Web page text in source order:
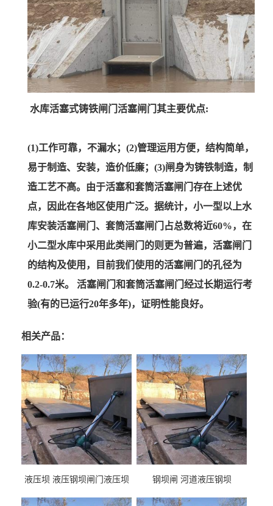
水库活塞式铸铁闸门活塞闸门其主要优点:
(1)工作可靠，不漏水；(2)管理运用方便，结构简单，
易于制造、安装，造价低廉；(3)闸身为铸铁制造，制
造工艺不高。由于活塞和套筒活塞闸门存在上述优
点，因此在各地区使用广泛。据统计，小一型以上水
库安装活塞闸门、套筒活塞闸门占总数将近60%，在
小二型水库中采用此类闸门的则更为普遍，活塞闸门
的结构及使用，目前我们使用的活塞闸门的孔径为
0.2-0.7米。 活塞闸门和套筒活塞闸门经过长期运行考
验(有的已运行20年多年)，证明性能良好。
相关产品：
液压坝 液压钢坝闸门液压坝
钢坝闸 河道液压钢坝